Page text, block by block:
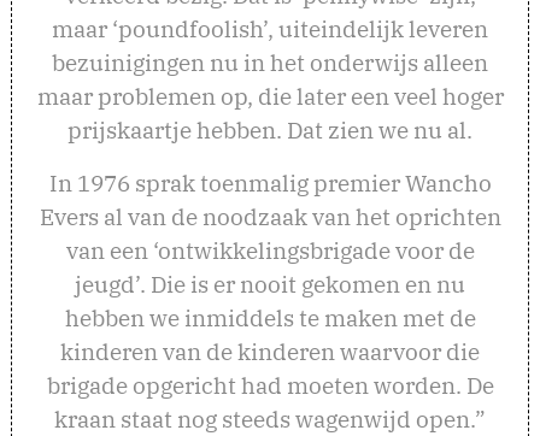
maar ‘poundfoolish’, uiteindelijk leveren
bezuinigingen nu in het onderwijs alleen
maar problemen op, die later een veel hoger
prijskaartje hebben. Dat zien we nu al.
In 1976 sprak toenmalig premier Wancho
Evers al van de noodzaak van het oprichten
van een ‘ontwikkelingsbrigade voor de
jeugd’. Die is er nooit gekomen en nu
hebben we inmiddels te maken met de
kinderen van de kinderen waarvoor die
brigade opgericht had moeten worden. De
kraan staat nog steeds wagenwijd open.”